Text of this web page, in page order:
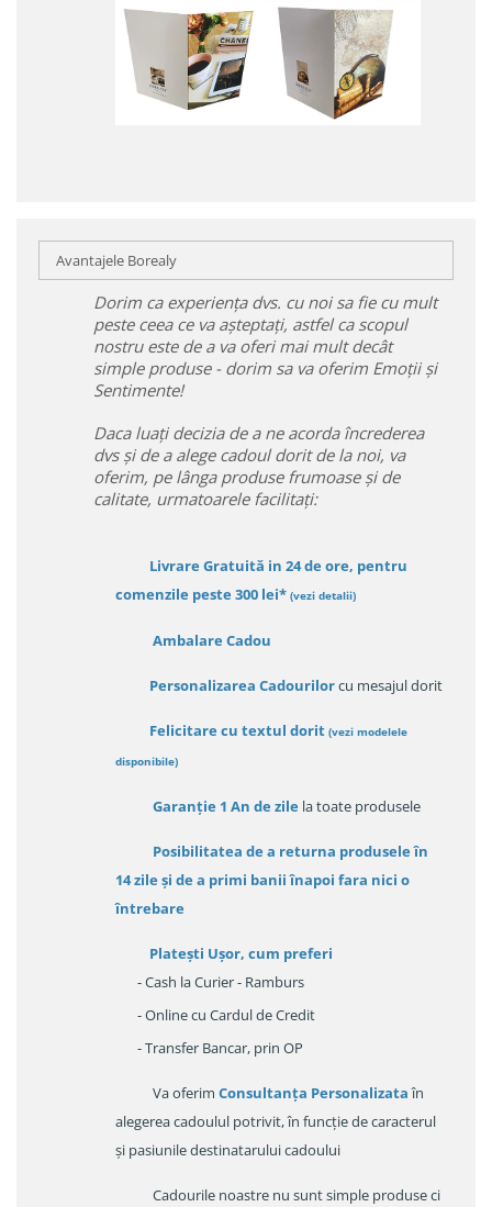
Avantajele Borealy
Dorim ca experiența dvs. cu noi sa fie cu mult
peste ceea ce va așteptați, astfel ca scopul
nostru este de a va oferi mai mult decât
simple produse - dorim sa va oferim Emoții și
Sentimente!
Daca luați decizia de a ne acorda încrederea
dvs și de a alege cadoul dorit de la noi, va
oferim, pe lânga produse frumoase și de
calitate, urmatoarele facilitați:
Livrare Gratuită in 24 de ore, pentru
comenzile peste 300 lei* (vezi detalii)
Ambalare Cadou
Personalizarea Cadourilorcu mesajul dorit
Felicitare cu textul dorit (vezi modelele
disponibile)
Garanție 1 An de zile la toate produsele
Posibilitatea de a returna produsele în
14 zileși de a primi banii înapoi fara nici o
întrebare
Platești Ușor, cum preferi
- Cash la Curier - Ramburs
- Online cu Cardul de Credit
- Transfer Bancar, prin OP
Va oferim Consultanța Personalizataîn
alegerea cadoulul potrivit, în funcție de caracterul
și pasiunile destinatarului cadoului
Cadourile noastre nu sunt simple produse ci